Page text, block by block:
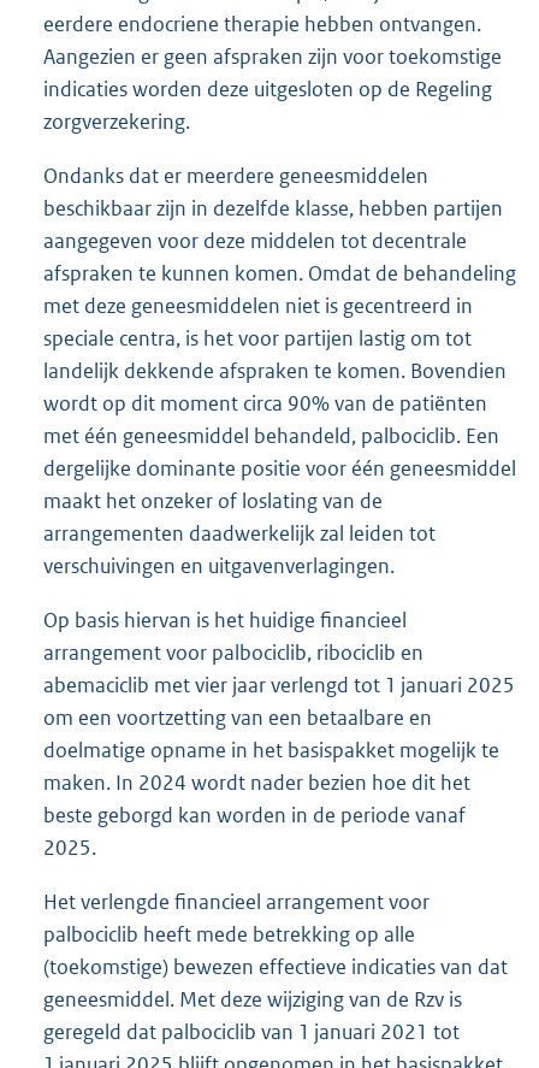
eerdere endocriene therapie hebben ontvangen.
Aangezien er geen afspraken zijn voor toekomstige
indicaties worden deze uitgesloten op de Regeling
zorgverzekering.
Ondanks dat er meerdere geneesmiddelen
beschikbaar zijn in dezelfde klasse, hebben partijen
aangegeven voor deze middelen tot decentrale
afspraken te kunnen komen. Omdat de behandeling
met deze geneesmiddelen niet is gecentreerd in
speciale centra, is het voor partijen lastig om tot
landelijk dekkende afspraken te komen. Bovendien
wordt op dit moment circa 90% van de patiënten
met één geneesmiddel behandeld, palbociclib. Een
dergelijke dominante positie voor één geneesmiddel
maakt het onzeker of loslating van de
arrangementen daadwerkelijk zal leiden tot
verschuivingen en uitgavenverlagingen.
Op basis hiervan is het huidige financieel
arrangement voor palbociclib, ribociclib en
abemaciclib met vier jaar verlengd tot 1 januari 2025
om een voortzetting van een betaalbare en
doelmatige opname in het basispakket mogelijk te
maken. In 2024 wordt nader bezien hoe dit het
beste geborgd kan worden in de periode vanaf
2025.
Het verlengde financieel arrangement voor
palbociclib heeft mede betrekking op alle
(toekomstige) bewezen effectieve indicaties van dat
geneesmiddel. Met deze wijziging van de Rzv is
geregeld dat palbociclib van 1 januari 2021 tot